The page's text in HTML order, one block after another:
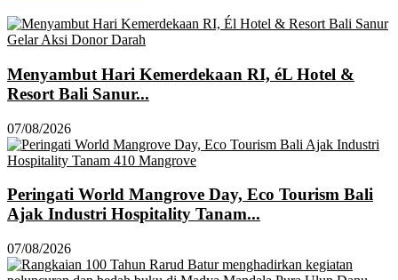
Menyambut Hari Kemerdekaan RI, éL Hotel &
Resort Bali Sanur...
07/08/2026
Peringati World Mangrove Day, Eco Tourism Bali
Ajak Industri Hospitality Tanam...
07/08/2026